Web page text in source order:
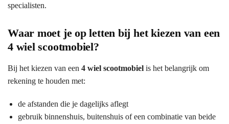
specialisten.
Waar moet je op letten bij het kiezen van een
4 wiel scootmobiel?
Bij het kiezen van een 4 wiel scootmobiel is het belangrijk om
rekening te houden met:
de afstanden die je dagelijks aflegt
gebruik binnenshuis, buitenshuis of een combinatie van beide